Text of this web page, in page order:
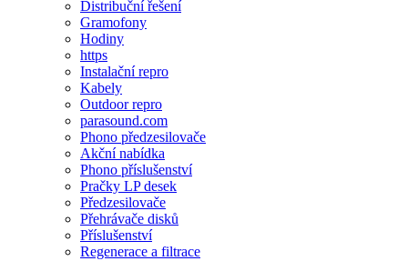
Distribuční řešení
Gramofony
Hodiny
https
Instalační repro
Kabely
Outdoor repro
parasound.com
Phono předzesilovače
Akční nabídka
Phono příslušenství
Pračky LP desek
Předzesilovače
Přehrávače disků
Příslušenství
Regenerace a filtrace